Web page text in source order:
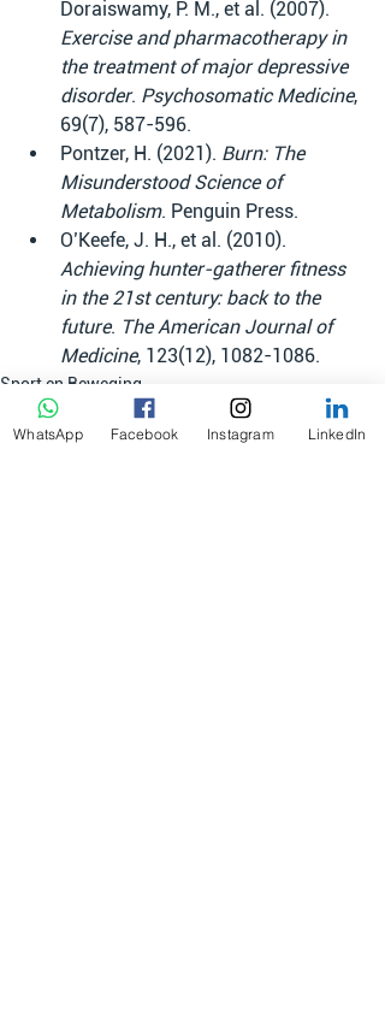
Doraiswamy, P. M., et al. (2007).
Exercise and pharmacotherapy in
the treatment of major depressive
disorder. Psychosomatic Medicine,
69(7), 587-596.
Pontzer, H. (2021). Burn: The
Misunderstood Science of
Metabolism. Penguin Press.
O’Keefe, J. H., et al. (2010).
Achieving hunter-gatherer fitness
in the 21st century: back to the
future. The American Journal of
Medicine, 123(12), 1082-1086.
Sport en Beweging
WhatsApp Facebook Instagram LinkedIn